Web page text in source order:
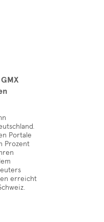
Portale
Prozent
erreicht